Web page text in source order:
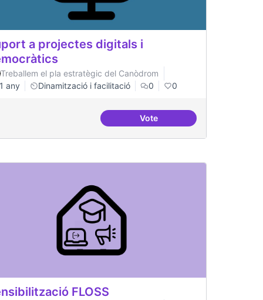
i democràtics
a projectes digitals i
Treballem el pla estratègic del Canòdrom
1 any
Dinamització i facilitació 0 0
VoteSuport a projectes digitals i
FLOSS